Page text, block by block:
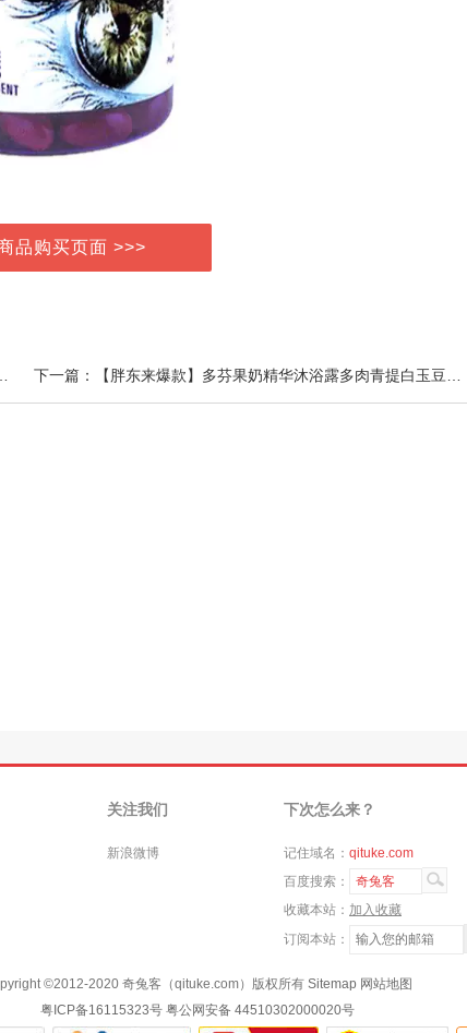
品购买页面 >>>
关注我们
新浪微博
下次怎么来？
记住域名： qituke.com
百度搜索：
奇兔客
收藏本站： 加入收藏
订阅本站：
©2012-2020 奇兔客（qituke.com）版权所有 Sitemap 网站地图
粤ICP备16115323号 粤公网安备 44510302000020号